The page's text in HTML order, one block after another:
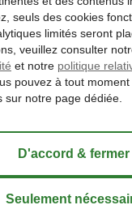
de l'environnement